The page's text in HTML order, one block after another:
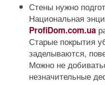
Стены нужно
Национальная
ProfiDom.com.ua
Старые покрытия
заделываются,
Можно не
незначительные